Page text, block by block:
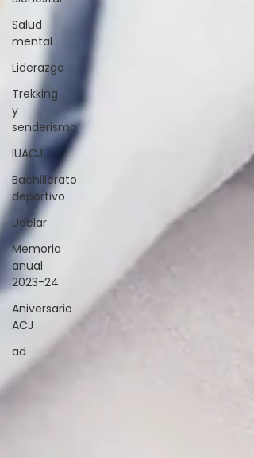
Salud
mental
Liderazgo
Trekking
y
senderismo
IUACJ
Bachillerato
deportivo
Udelar
Memoria
anual
2023-24
Aniversario
ACJ
ad